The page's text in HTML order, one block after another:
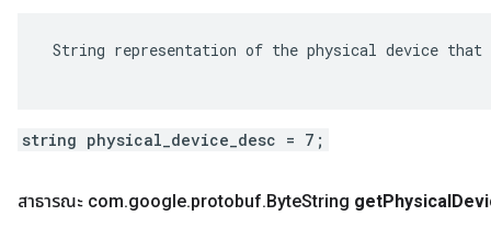
String representation of the physical device that
string physical_device_desc = 7;
สาธารณะ com.google.protobuf.ByteString getPhysical